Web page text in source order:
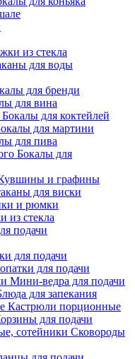
из стекла
для воды
для бренди
для вина
Бокалы для коктейлей
для мартини
для пива
Бокалы для
и графины
для виски
и рюмки
из стекла
подачи
для подачи
для подачи
Мини-ведра для подачи
для запекания
Кастрюли порционные
для подачи
Сковороды